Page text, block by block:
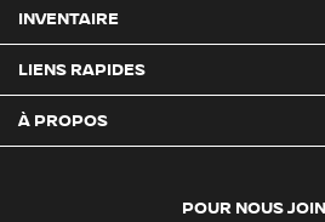
POUR NOUS
INVENTAIRE
LIENS RAPIDES
À PROPOS